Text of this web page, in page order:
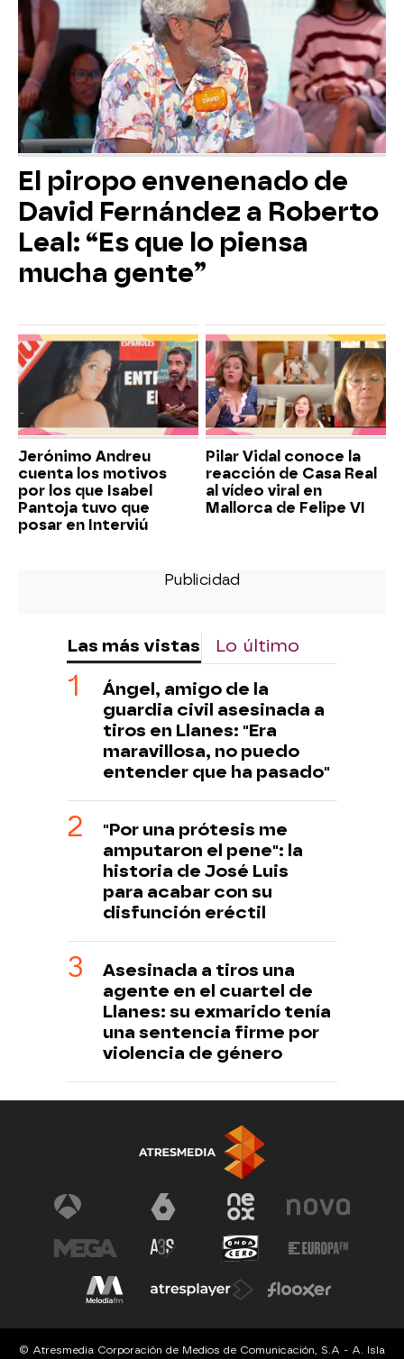
El piropo envenenado de
David Fernández a Roberto
Leal: “Es que lo piensa
mucha gente”
Jerónimo Andreu
cuenta los motivos
por los que Isabel
Pantoja tuvo que
posar en Interviú
Pilar Vidal conoce la
reacción de Casa Real
al vídeo viral en
Mallorca de Felipe VI
Las más vistas Lo último
Ángel, amigo de la
guardia civil asesinada a
tiros en Llanes: "Era
maravillosa, no puedo
entender que ha pasado"
"Por una prótesis me
amputaron el pene": la
historia de José Luis
para acabar con su
disfunción eréctil
Asesinada a tiros una
agente en el cuartel de
Llanes: su exmarido tenía
una sentencia firme por
violencia de género
© Atresmedia Corporación de Medios de Comunicación, S.A - A. Isla